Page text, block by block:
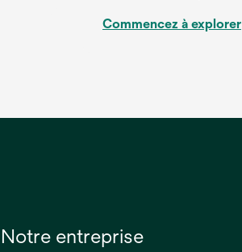
Commencez à explorer
Notre entreprise